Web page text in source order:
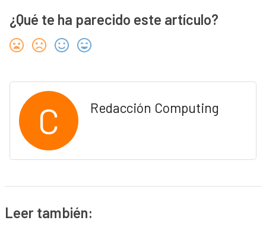
¿Qué te ha parecido este artículo?
C Redacción Computing
Leer también: